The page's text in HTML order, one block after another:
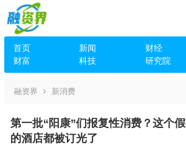
首页 新闻 财经
财富
科技 研究院
融资界 新消费
第一批“阳康”们报复性消费？这个
的酒店都被订光了